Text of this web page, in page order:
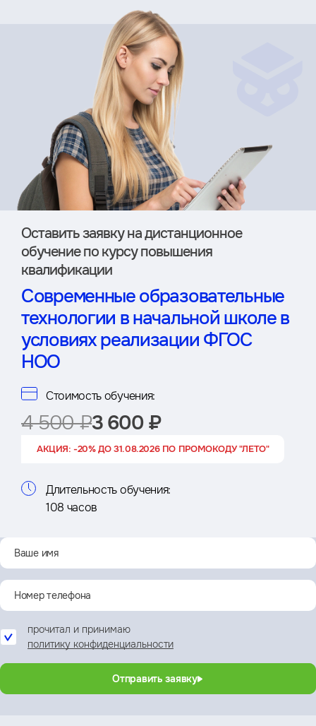
Оставить заявку на дистан­ционное
обучение по курсу повышения
квалификации
Современные образовательные
технологии в начальной школе в
условиях реализации ФГОС
НОО
Стоимость обучения:
4 500 ₽3 600 ₽
АКЦИЯ: -20% ДО 31.08.2026 ПО ПРОМОКОДУ "ЛЕТО"
Длительность обучения:
108 часов
прочитал и принимаю
политику конфиденциальности
Отправить заявку